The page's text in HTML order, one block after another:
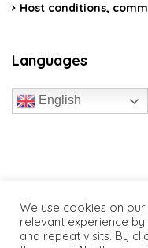
Host conditions,
Languages
English
We use cookies on
relevant experience
and repeat visits. By